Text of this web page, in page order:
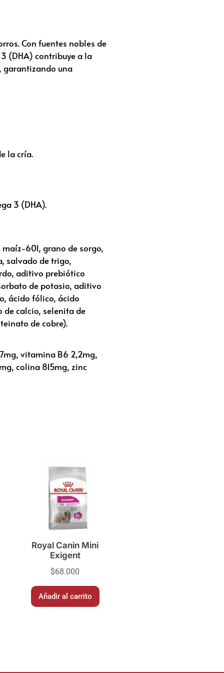
Con fuentes nobles de
(DHA) contribuye a la
garantizando una
la cría.
3 (DHA).
601, grano de sorgo,
salvado de trigo,
aditivo prebiótico
de potasio, aditivo
ácido fólico, ácido
calcio, selenita de
de cobre).
vitamina B6 2,2mg,
colina 815mg, zinc
Royal Canin Mini
Exigent
$68.000
Añadir al carrito